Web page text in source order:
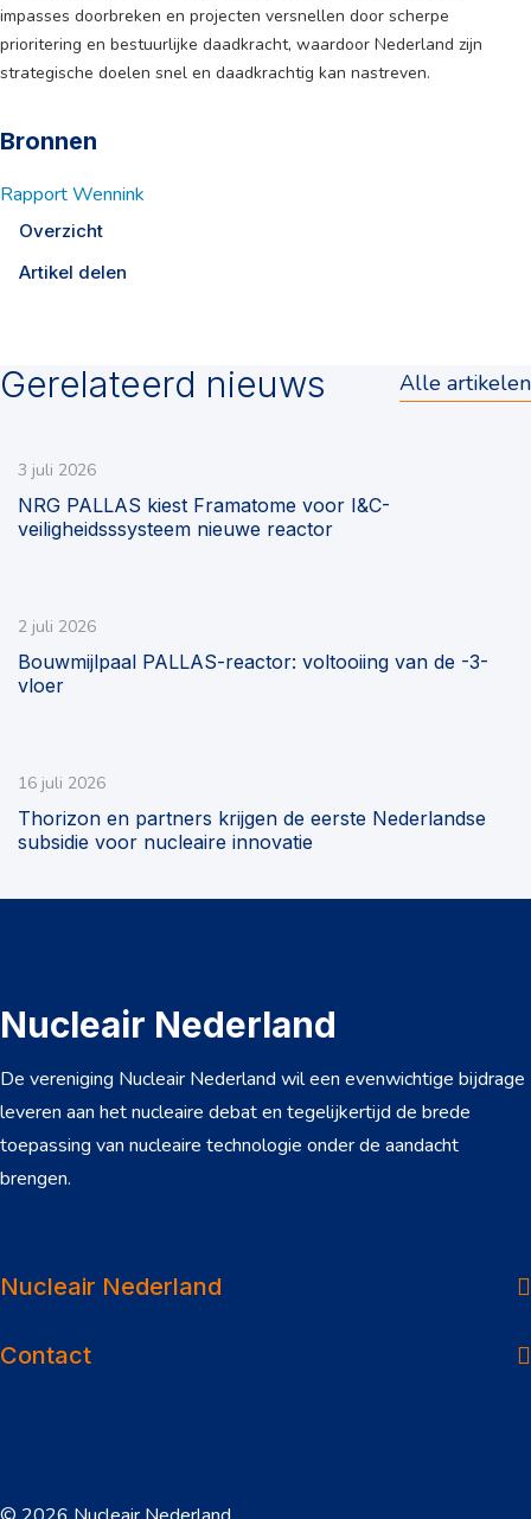
impasses doorbreken en projecten versnellen door scherpe
prioritering en bestuurlijke daadkracht, waardoor Nederland zijn
strategische doelen snel en daadkrachtig kan nastreven.
Bronnen
Rapport Wennink
Overzicht
Artikel delen
Gerelateerd nieuws Alle artikelen
NRG PALLAS kiest Framatome voor I&C-
veiligheidsssysteem nieuwe reactor
3 juli 2026
Bouwmijlpaal PALLAS-reactor: voltooiing van de -3-
vloer
2 juli 2026
Thorizon en partners krijgen de eerste Nederlandse
subsidie voor nucleaire innovatie
16 juli 2026
Nucleair Nederland
De vereniging Nucleair Nederland wil een evenwichtige bijdrage
leveren aan het nucleaire debat en tegelijkertijd de brede
toepassing van nucleaire technologie onder de aandacht
brengen.
Nucleair Nederland
Contact